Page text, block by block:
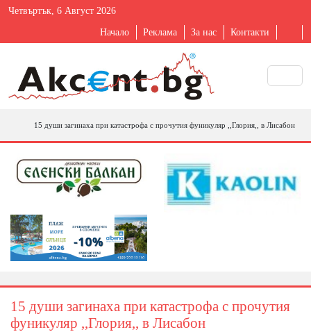
Четвъртък, 6 Август 2026
Начало Реклама За нас Контакти
15 души загинаха при катастрофа с прочутия фуникуляр ,,Глория,, в Лисабон
15 души загинаха при катастрофа с прочутия
фуникуляр ,,Глория,, в Лисабон